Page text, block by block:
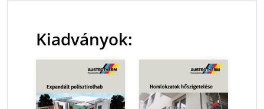
Kiadványok: